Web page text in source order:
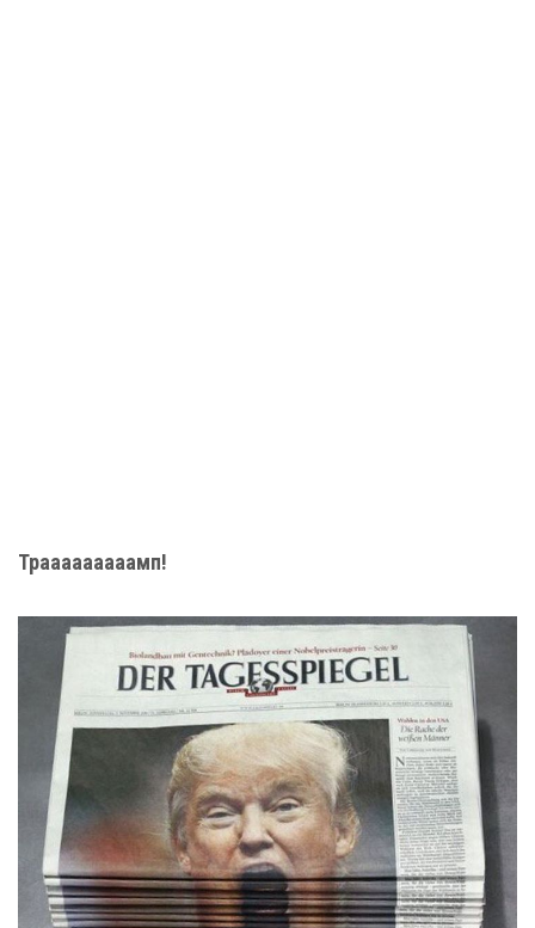
Трааааааааамп!